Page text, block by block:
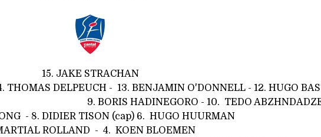
15. JAKE STRACHAN
- 13. BENJAMIN O'DONNELL- 12. HUGO
9. BORIS HADINEGORO - 10. TEDO
- 8. DIDIER TISON (cap) 6. HUGO HUURMAN
ROLLAND - 4. KOEN BLOEMEN